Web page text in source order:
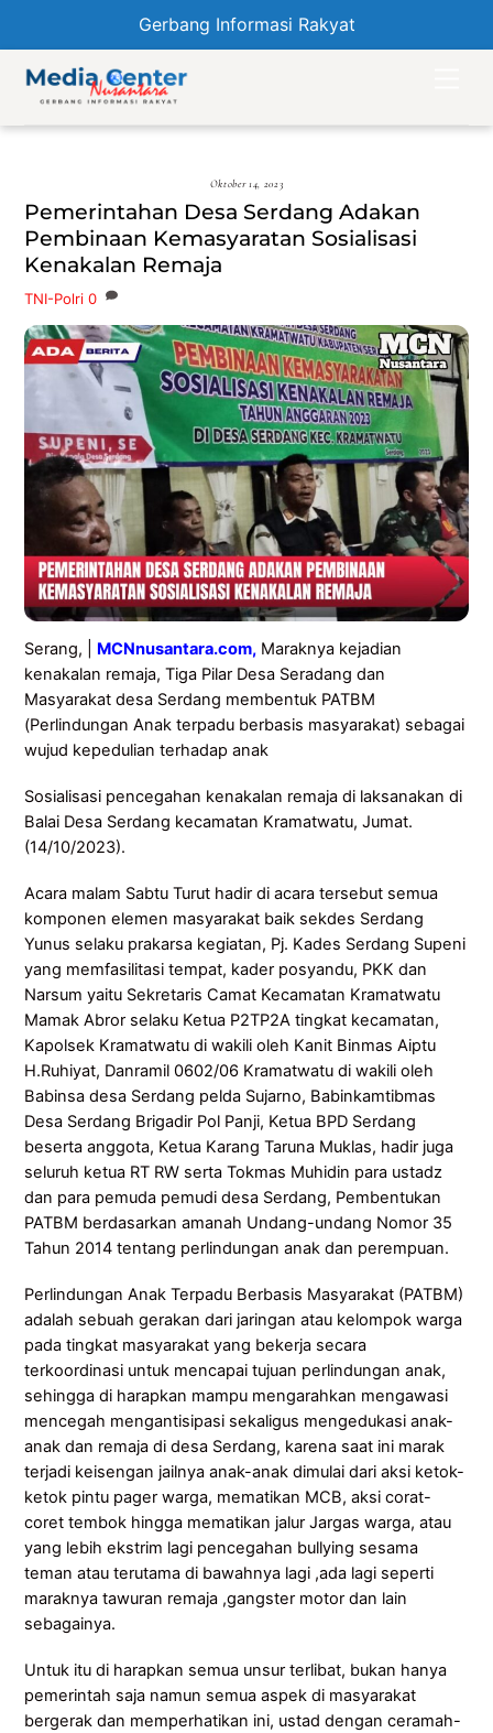
Gerbang Informasi Rakyat
content
Oktober 14, 2023
Pemerintahan Desa Serdang Adakan
Pembinaan Kemasyaratan Sosialisasi
Kenakalan Remaja
TNI-Polri 0
Serang, | MCNnusantara.com, Maraknya kejadian
kenakalan remaja, Tiga Pilar Desa Seradang dan
Masyarakat desa Serdang membentuk PATBM
(Perlindungan Anak terpadu berbasis masyarakat) sebagai
wujud kepedulian terhadap anak
Sosialisasi pencegahan kenakalan remaja di laksanakan di
Balai Desa Serdang kecamatan Kramatwatu, Jumat.
(14/10/2023).
Acara malam Sabtu Turut hadir di acara tersebut semua
komponen elemen masyarakat baik sekdes Serdang
Yunus selaku prakarsa kegiatan, Pj. Kades Serdang Supeni
yang memfasilitasi tempat, kader posyandu, PKK dan
Narsum yaitu Sekretaris Camat Kecamatan Kramatwatu
Mamak Abror selaku Ketua P2TP2A tingkat kecamatan,
Kapolsek Kramatwatu di wakili oleh Kanit Binmas Aiptu
H.Ruhiyat, Danramil 0602/06 Kramatwatu di wakili oleh
Babinsa desa Serdang pelda Sujarno, Babinkamtibmas
Desa Serdang Brigadir Pol Panji, Ketua BPD Serdang
beserta anggota, Ketua Karang Taruna Muklas, hadir juga
seluruh ketua RT RW serta Tokmas Muhidin para ustadz
dan para pemuda pemudi desa Serdang, Pembentukan
PATBM berdasarkan amanah Undang-undang Nomor 35
Tahun 2014 tentang perlindungan anak dan perempuan.
Perlindungan Anak Terpadu Berbasis Masyarakat (PATBM)
adalah sebuah gerakan dari jaringan atau kelompok warga
pada tingkat masyarakat yang bekerja secara
terkoordinasi untuk mencapai tujuan perlindungan anak,
sehingga di harapkan mampu mengarahkan mengawasi
mencegah mengantisipasi sekaligus mengedukasi anak-
anak dan remaja di desa Serdang, karena saat ini marak
terjadi keisengan jailnya anak-anak dimulai dari aksi ketok-
ketok pintu pager warga, mematikan MCB, aksi corat-
coret tembok hingga mematikan jalur Jargas warga, atau
yang lebih ekstrim lagi pencegahan bullying sesama
teman atau terutama di bawahnya lagi ,ada lagi seperti
maraknya tawuran remaja ,gangster motor dan lain
sebagainya.
Untuk itu di harapkan semua unsur terlibat, bukan hanya
pemerintah saja namun semua aspek di masyarakat
bergerak dan memperhatikan ini, ustad dengan ceramah-